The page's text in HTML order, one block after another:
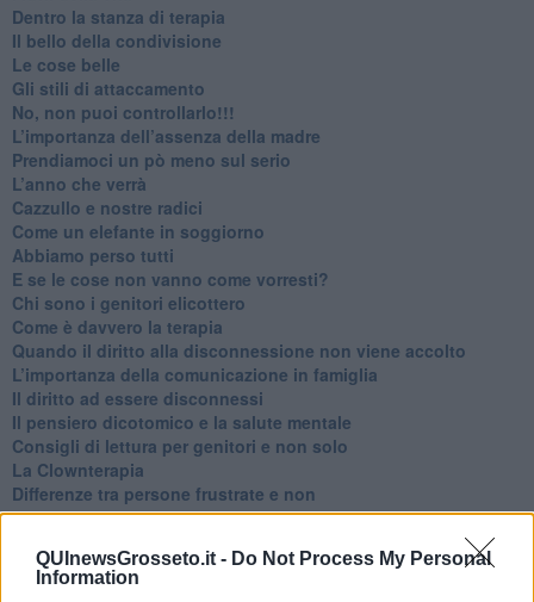
QUInewsGrosseto.it - Do Not Process My Personal
Information
​Dentro la stanza di terapia
​Il bello della condivisione
Le cose belle
​Gli stili di attaccamento
No, non puoi controllarlo!!!
​L’importanza dell’assenza della madre
​Prendiamoci un pò meno sul serio
​L’anno che verrà
​Cazzullo e nostre radici
​Come un elefante in soggiorno
​Abbiamo perso tutti
E se le cose non vanno come vorresti?
​Chi sono i genitori elicottero
Come è davvero la terapia
Quando il diritto alla disconnessione non viene accolto
​L’importanza della comunicazione in famiglia
​Il diritto ad essere disconnessi
​Il pensiero dicotomico e la salute mentale
​Consigli di lettura per genitori e non solo
​La Clownterapia
​Differenze tra persone frustrate e non
L’invisibile fatica mentale
​Buone Vacan(si)e!
​Il lato positivo delle cose